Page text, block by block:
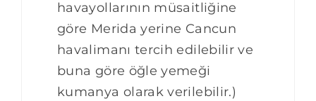
havayollarının müsaitliğine
göre Merida yerine Cancun
havalimanı tercih edilebilir ve
buna göre öğle yemeği
kumanya olarak verilebilir.)